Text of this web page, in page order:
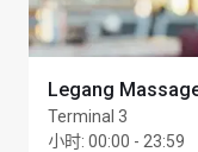
Legang
Terminal 3
小时: 00:00 - 23:59